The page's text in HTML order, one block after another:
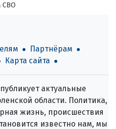
СВО
Партнёрам
Карта сайта
актуальные
области. Политика,
жизнь, происшествия
известно нам, мы